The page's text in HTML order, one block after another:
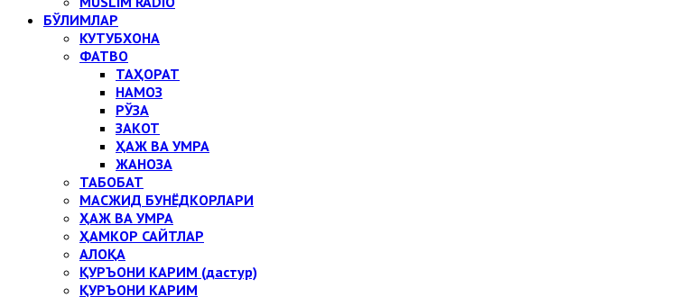
БЎЛИМЛАР
КУТУБХОНА
ФАТВО
ТАҲОРАТ
НАМОЗ
РЎЗА
ЗАКОТ
ҲАЖ ВА УМРА
ЖАНОЗА
ТАБОБАТ
МАСЖИД БУНЁДКОРЛАРИ
ҲАЖ ВА УМРА
ҲАМКОР САЙТЛАР
АЛОҚА
ҚУРЪОНИ КАРИМ (дастур)
ҚУРЪОНИ КАРИМ